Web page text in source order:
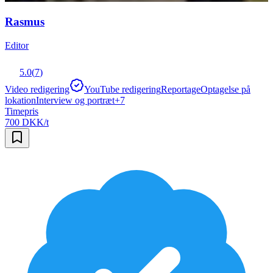
Rasmus
Editor
5.0(7)
Video redigering
YouTube redigeringReportageOptagelse på
lokationInterview og portræt+7
Timepris
700 DKK/t